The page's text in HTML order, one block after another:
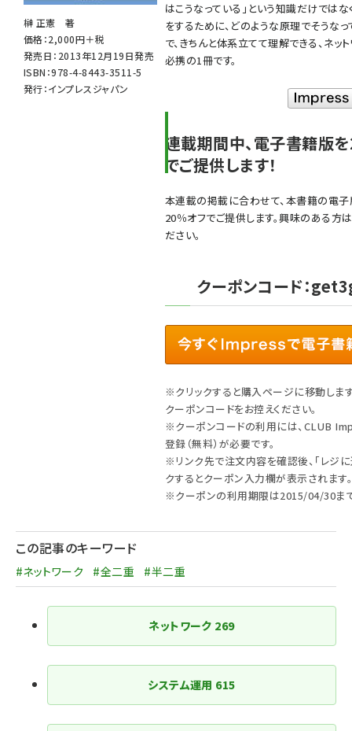
榊 正憲 著
価格：2,000円＋税
発売日：2013年12月19日発売
ISBN：978-4-8443-3511-5
発行：インプレスジャパン
はこうなっている」という知識だけではな
をするために、どのような原理でそうなっ
で、きちんと体系立てて理解できる、ネッ
必携の1冊です。
連載期間中、電子書籍版
でご提供します！
本連載の掲載に合わせて、本書籍の電
20％オフでご提供します。興味のある方
ださい。
クーポンコード：
※クリックすると購入ページに移動しま
クーポンコードをお控えください。
※クーポンコードの利用には、CLUB
登録（無料）が必要です。
※リンク先で注文内容を確認後、「レジに
クするとクーポン入力欄が表示されます
※クーポンの利用期限は2015/04/30まで
この記事のキーワード
#ネットワーク #全二重 #半二重
ネットワーク 269
システム運用 615